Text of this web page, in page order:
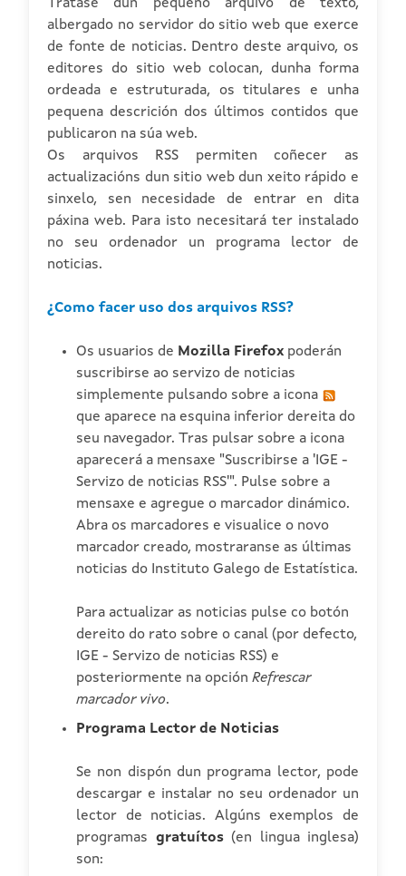
Trátase dun pequeno arquivo de texto,
albergado no servidor do sitio web que exerce
de fonte de noticias. Dentro deste arquivo, os
editores do sitio web colocan, dunha forma
ordeada e estruturada, os titulares e unha
pequena descrición dos últimos contidos que
publicaron na súa web.
Os arquivos RSS permiten coñecer as
actualizacións dun sitio web dun xeito rápido e
sinxelo, sen necesidade de entrar en dita
páxina web. Para isto necesitará ter instalado
no seu ordenador un programa lector de
noticias.
¿Como facer uso dos arquivos RSS?
Os usuarios de Mozilla Firefox poderán
suscribirse ao servizo de noticias
simplemente pulsando sobre a icona
que aparece na esquina inferior dereita do
seu navegador. Tras pulsar sobre a icona
aparecerá a mensaxe "Suscribirse a 'IGE -
Servizo de noticias RSS'". Pulse sobre a
mensaxe e agregue o marcador dinámico.
Abra os marcadores e visualice o novo
marcador creado, mostraranse as últimas
noticias do Instituto Galego de Estatística.
Para actualizar as noticias pulse co botón
dereito do rato sobre o canal (por defecto,
IGE - Servizo de noticias RSS) e
posteriormente na opción Refrescar
marcador vivo.
Programa Lector de Noticias
Se non dispón dun programa lector, pode
descargar e instalar no seu ordenador un
lector de noticias. Algúns exemplos de
programas gratuítos(en lingua inglesa)
son: